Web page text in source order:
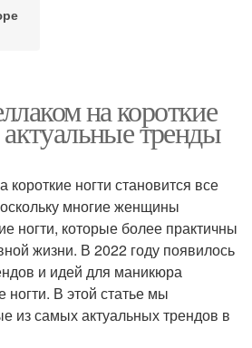
на короткие
тренды
ногти становится все
многие женщины
ногти, которые более практичны
жизни. В 2022 году появилось
и идей для маникюра
ногти. В этой статье мы
из самых актуальных трендов в